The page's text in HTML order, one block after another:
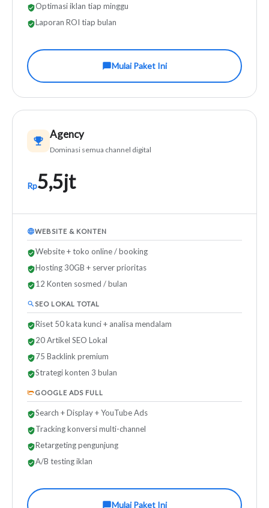
Optimasi iklan tiap minggu
Laporan ROI tiap bulan
Mulai Paket Ini
Agency
Dominasi semua channel digital
Rp5,5jt
WEBSITE & KONTEN
Website + toko online / booking
Hosting 30GB + server prioritas
12 Konten sosmed / bulan
SEO LOKAL TOTAL
Riset 50 kata kunci + analisa mendalam
20 Artikel SEO Lokal
75 Backlink premium
Strategi konten 3 bulan
GOOGLE ADS FULL
Search + Display + YouTube Ads
Tracking konversi multi-channel
Retargeting pengunjung
A/B testing iklan
Mulai Paket Ini